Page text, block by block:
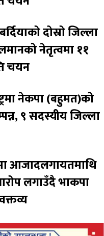
दोस्रो जिल्ला
नेतृत्वमा ११
चयन
नेकपा (बहुमत)को
९ सदस्यीय जिल्ला
आजादलगायतमाथि
लगाउँदै भाकपा